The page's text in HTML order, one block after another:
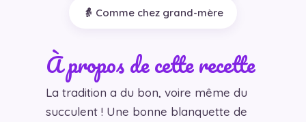
👵 Comme chez grand-mère
À propos de cette recette
La tradition a du bon, voire même du
succulent ! Une bonne blanquette de